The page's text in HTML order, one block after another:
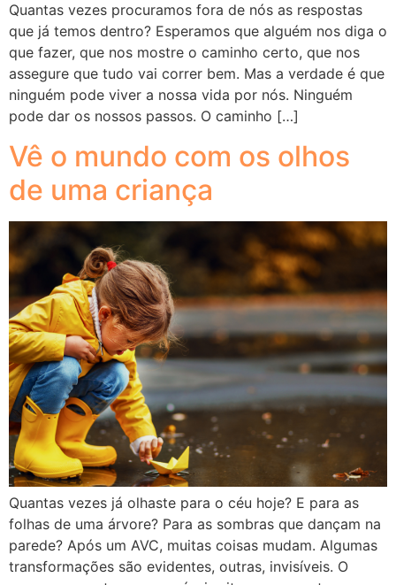
Quantas vezes procuramos fora de nós as respostas
que já temos dentro? Esperamos que alguém nos diga o
que fazer, que nos mostre o caminho certo, que nos
assegure que tudo vai correr bem. Mas a verdade é que
ninguém pode viver a nossa vida por nós. Ninguém
pode dar os nossos passos. O caminho […]
Vê o mundo com os olhos
de uma criança
Quantas vezes já olhaste para o céu hoje? E para as
folhas de uma árvore? Para as sombras que dançam na
parede? Após um AVC, muitas coisas mudam. Algumas
transformações são evidentes, outras, invisíveis. O